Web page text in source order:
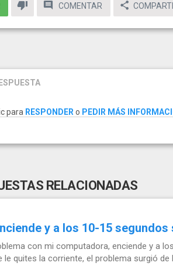
COMENTAR
para RESPONDER o PEDIR MÁS
RELACIONADAS
y a los 10-15
con mi computadora, enciende y a
le quites la corriente, el problema surgió